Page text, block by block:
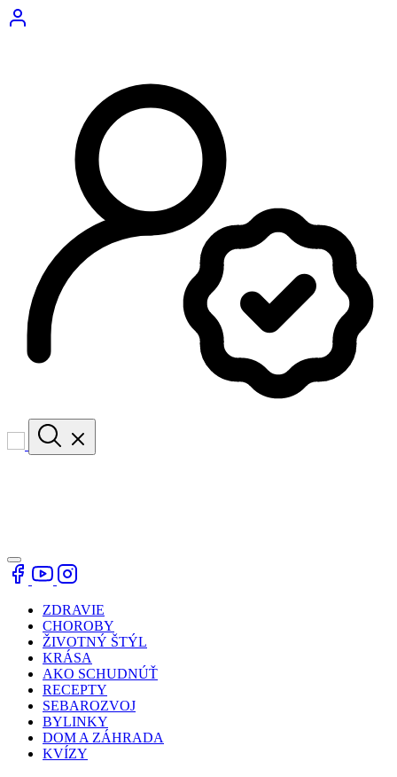
ZDRAVIE
CHOROBY
ŽIVOTNÝ ŠTÝL
KRÁSA
AKO SCHUDNÚŤ
RECEPTY
SEBAROZVOJ
BYLINKY
DOM A ZÁHRADA
KVÍZY